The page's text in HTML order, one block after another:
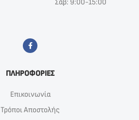
Σάβ: 9:00-15:00
ΠΛΗΡΟΦΟΡΙΕΣ
Επικοινωνία
Τρόποι Αποστολής